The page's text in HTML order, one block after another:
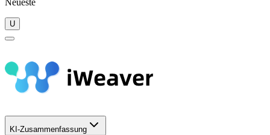
Neueste
U
KI-Zusammenfassung